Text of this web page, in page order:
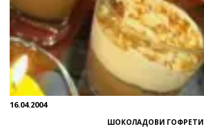
16.04.2004
ШОКОЛАДОВИ ГОФРЕТИ